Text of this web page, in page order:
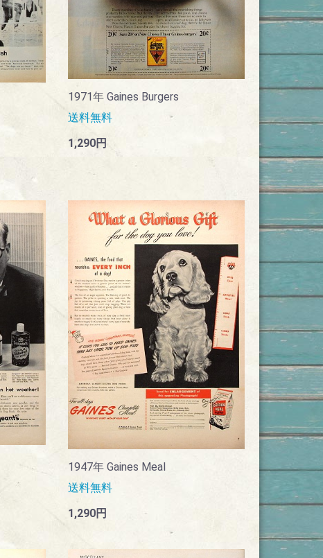
1971年 Gaines Burgers
送料無料
1,290円
1947年 Gaines Meal
送料無料
1,290円